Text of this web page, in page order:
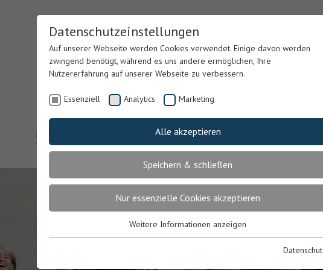
THERAPIE
LEIB & SEELE PARKING
Datenschutzeinstellungen
Auf unserer Webseite werden Cookies verwendet. Einige davon werden
zwingend benötigt, während es uns andere ermöglichen, Ihre
Nutzererfahrung auf unserer Webseite zu verbessern.
Essenziell Analytics Marketing
Alle akzeptieren
Speichern & schließen
Nur essenzielle Cookies akzeptieren
Essenzielle Cookies werden für grundlegende Funktionen der Webseite
Weitere Informationen anzeigen